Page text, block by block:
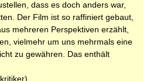
dass es doch anders war,
Der Film ist so raffiniert gebaut,
mehreren Perspektiven erzählt,
vielmehr um uns mehrmals eine
zu gewähren. Das enthält